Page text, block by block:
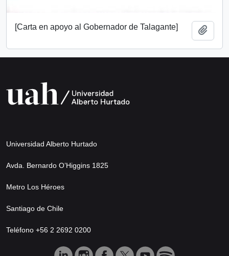
[Carta en apoyo al Gobernador de Talagante]
Universidad Alberto Hurtado
Avda. Bernardo O’Higgins 1825
Metro Los Héroes
Santiago de Chile
Teléfono +56 2 2692 0200